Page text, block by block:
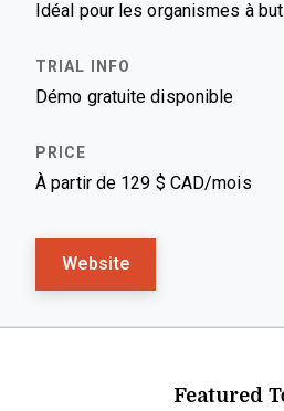
Idéal pour les organismes à
Démo gratuite disponible
À partir de 129 $ CAD/mois
Website
Featured